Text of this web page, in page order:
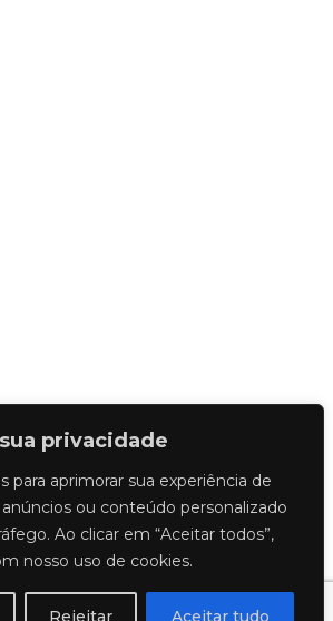
privacidade
para aprimorar sua experiência de
ou conteúdo personalizado
Ao clicar em “Aceitar todos”,
nosso uso de cookies.
Rejeitar Aceitar tudo